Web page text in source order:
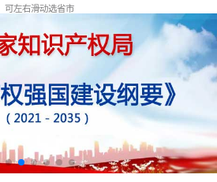
可左右滑动选省市